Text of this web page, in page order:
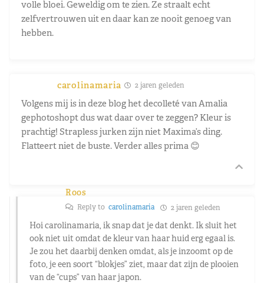
volle bloei. Geweldig om te zien. Ze straalt echt
zelfvertrouwen uit en daar kan ze nooit genoeg van
hebben.
carolinamaria 2 jaren geleden
Volgens mij is in deze blog het decolleté van Amalia
gephotoshopt dus wat daar over te zeggen? Kleur is
prachtig! Strapless jurken zijn niet Maxima’s ding.
Flatteert niet de buste. Verder alles prima 😊
Roos
Reply to carolinamaria 2 jaren geleden
Hoi carolinamaria, ik snap dat je dat denkt. Ik sluit het
ook niet uit omdat de kleur van haar huid erg egaal is.
Je zou het daarbij denken omdat, als je inzoomt op de
foto, je een soort “blokjes” ziet, maar dat zijn de plooien
van de “cups” van haar japon.